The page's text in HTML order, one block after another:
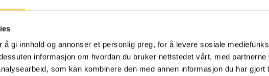
gi innhold og annonser et personlig preg, for å levere sosiale
informasjon om hvordan du bruker nettstedet vårt, med partnerne
som kan kombinere den med annen informasjon du har gjort
Anderssen
og boligrett
Henrik Bjørnebye
Energi, petroleum og offshore